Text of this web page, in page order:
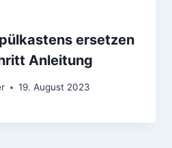
ersetzen
Anleitung
19. August 2023